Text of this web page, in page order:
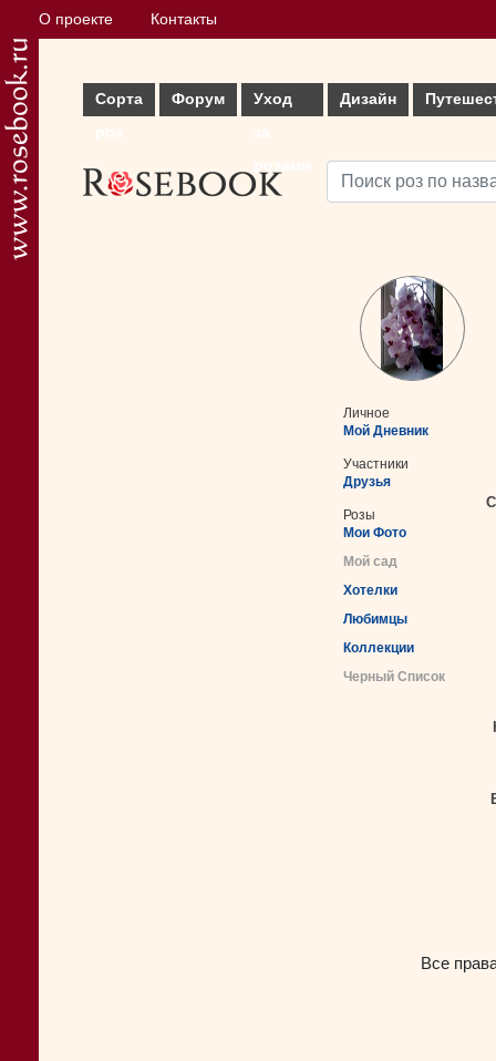
О проекте Контакты
Сорта
Форум
Уход
Дизайн
Личное
Мой Дневник
Участники
Друзья
Розы
Мои Фото
Мой сад
Хотелки
Любимцы
Коллекции
Черный Список
Все